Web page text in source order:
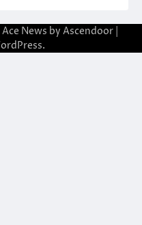
| Ace News by Ascendoor
.